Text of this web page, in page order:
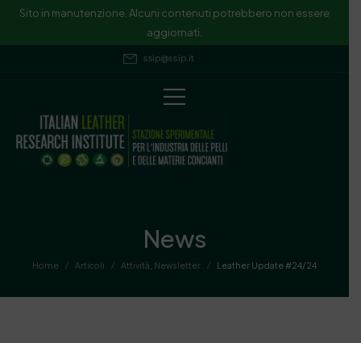
Sito in manutenzione. Alcuni contenuti potrebbero non essere
aggiornati.
ssip@ssip.it
News
Home / Articoli / Attività Newsletter / Leather Update #24/24